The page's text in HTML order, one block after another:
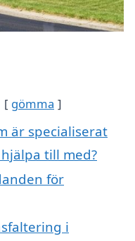
gömma
är specialiserat
till med?
för
i